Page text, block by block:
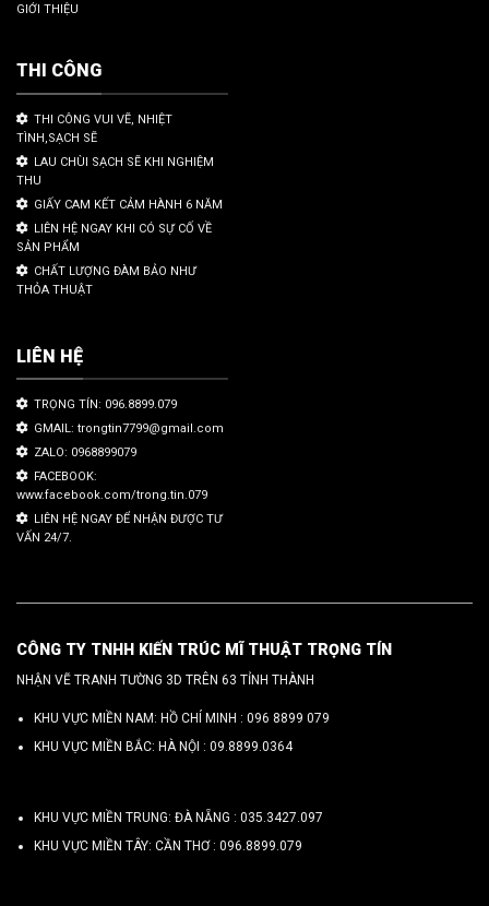
GIỚI THIỆU
THI CÔNG
THI CÔNG VUI VẼ, NHIỆT
TÌNH,SẠCH SẼ
LAU CHÙI SẠCH SẼ KHI NGHIỆM
THU
GIẤY CAM KẾT CẢM HÀNH 6 NĂM
LIÊN HỆ NGAY KHI CÓ SỰ CỐ VỀ
SẢN PHẨM
CHẤT LƯỢNG ĐÀM BẢO NHƯ
THỎA THUẬT
LIÊN HỆ
TRỌNG TÍN: 096.8899.079
GMAIL: trongtin7799@gmail.com
ZALO: 0968899079
FACEBOOK:
www.facebook.com/trong.tin.079
LIÊN HỆ NGAY ĐỂ NHẬN ĐƯỢC TƯ
VẤN 24/7.
CÔNG TY TNHH KIẾN TRÚC MĨ THUẬT TRỌNG TÍN
NHẬN VẼ TRANH TƯỜNG 3D TRÊN 63 TỈNH THÀNH
KHU VỰC MIỀN NAM: HỒ CHÍ MINH : 096 8899 079
KHU VỰC MIỀN BẮC: HÀ NỘI : 09.8899.0364
KHU VỰC MIỀN TRUNG: ĐÀ NẴNG : 035.3427.097
KHU VỰC MIỀN TÂY: CẦN THƠ : 096.8899.079